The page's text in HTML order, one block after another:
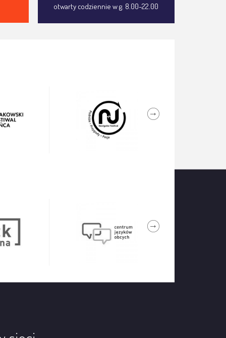
otwarty codziennie w g. 8.00-22.00